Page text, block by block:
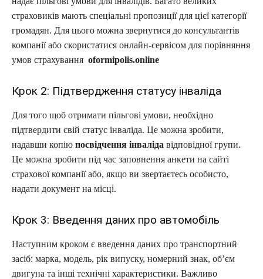
страховиків мають спеціальні пропозиції для цієї категорії
громадян. Для цього можна звернутися до консультантів
компанії або скористатися онлайн-сервісом для порівняння
умов страхування oformipolis.online
Крок 2: Підтвердження статусу інваліда
Для того щоб отримати пільгові умови, необхідно
підтвердити свій статус інваліда. Це можна зробити,
надавши копію посвідчення інваліда відповідної групи.
Це можна зробити під час заповнення анкети на сайті
страхової компанії або, якщо ви звертаєтесь особисто,
надати документ на місці.
Крок 3: Введення даних про автомобіль
Наступним кроком є введення даних про транспортний
засіб: марка, модель, рік випуску, номерний знак, об’єм
двигуна та інші технічні характеристики. Важливо